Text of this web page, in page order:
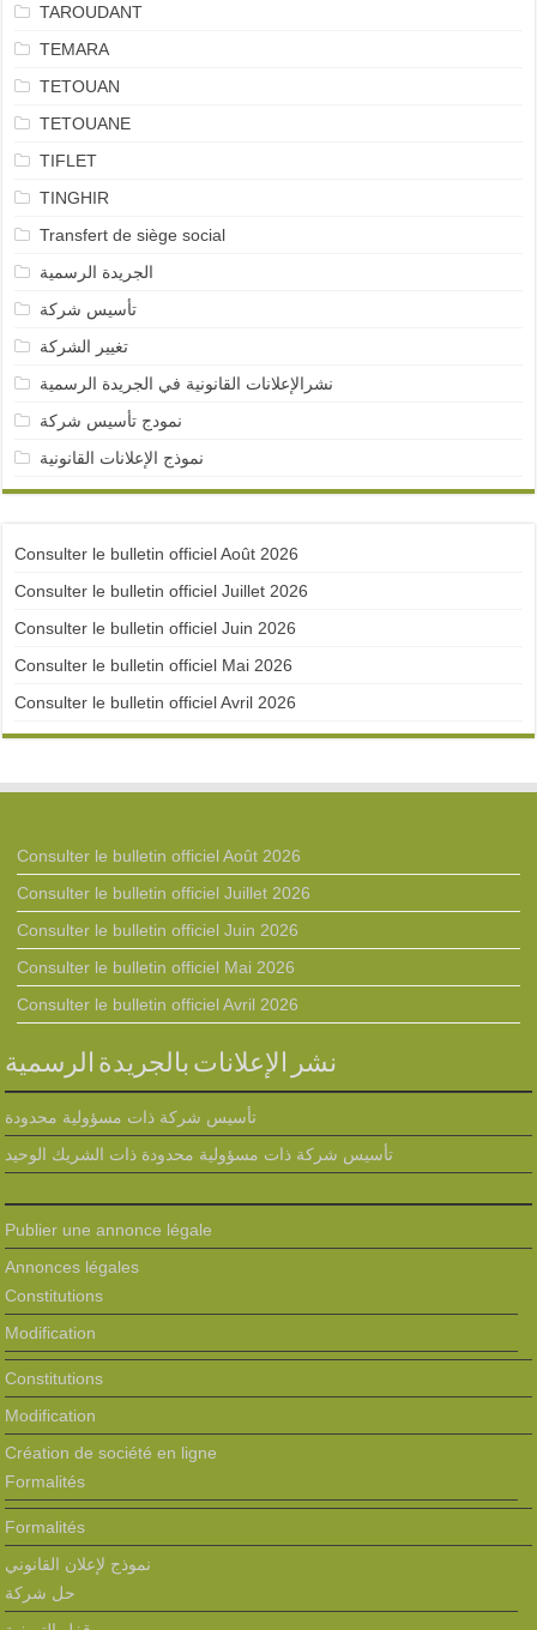
TAROUDANT
TEMARA
TETOUAN
TETOUANE
TIFLET
TINGHIR
Transfert de siège social
الجريدة الرسمية
تأسيس شركة
تغيير الشركة
نشرالإعلانات القانونية في الجريدة الرسمية
نمودج تأسيس شركة
نموذج الإعلانات القانونية
Consulter le bulletin officiel Août 2026
Consulter le bulletin officiel Juillet 2026
Consulter le bulletin officiel Juin 2026
Consulter le bulletin officiel Mai 2026
Consulter le bulletin officiel Avril 2026
Consulter le bulletin officiel Août 2026
Consulter le bulletin officiel Juillet 2026
Consulter le bulletin officiel Juin 2026
Consulter le bulletin officiel Mai 2026
Consulter le bulletin officiel Avril 2026
نشر الإعلانات بالجريدة الرسمية
تأسيس شركة ذات مسؤولية محدودة
تأسيس شركة ذات مسؤولية محدودة ذات الشريك الوحيد
Publier une annonce légale
Annonces légales
Constitutions
Modification
Constitutions
Modification
Création de société en ligne
Formalités
Formalités
نموذج لإعلان القانوني
حل شركة